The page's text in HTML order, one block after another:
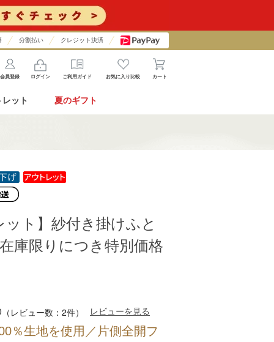
分割払い クレジット決済
会員登録 ログイン ご利用ガイド お気に入り比較 カート
ット 夏のギフト
％生地を使用／片側全開フ
ット】紗付き掛けふと
庫限りにつき特別価格
（レビュー数：2件） レビューを見る